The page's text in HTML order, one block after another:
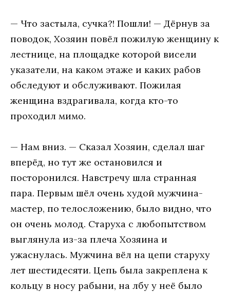
— Что застыла, сучка?! Пошли! — Дёрнув за
поводок, Хозяин повёл пожилую женщину к
лестнице, на площадке которой висели
указатели, на каком этаже и каких рабов
обследуют и обслуживают. Пожилая
женщина вздрагивала, когда кто-то
проходил мимо.
— Нам вниз. — Сказал Хозяин, сделал шаг
вперёд, но тут же остановился и
посторонился. Навстречу шла странная
пара. Первым шёл очень худой мужчина-
мастер, по телосложению, было видно, что
он очень молод. Старуха с любопытством
выглянула из-за плеча Хозяина и
ужаснулась. Мужчина вёл на цепи старуху
лет шестидесяти. Цепь была закреплена к
кольцу в носу рабыни, на лбу у неё было